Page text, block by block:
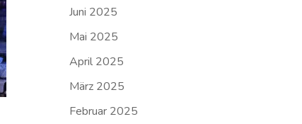
Juni 2025
Mai 2025
April 2025
März 2025
Februar 2025